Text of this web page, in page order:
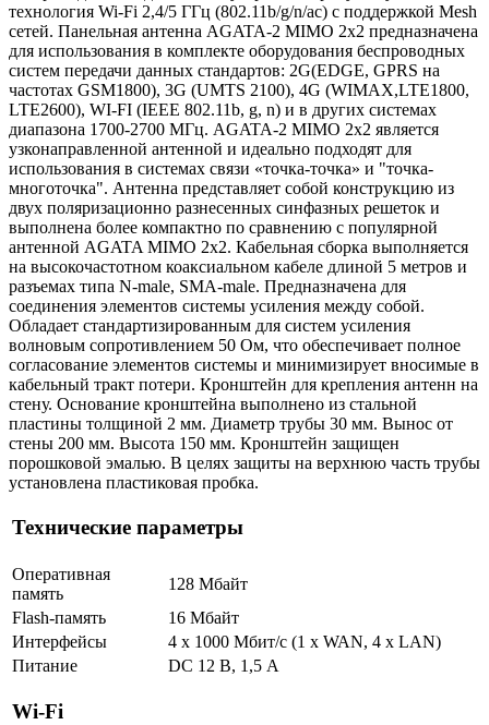
технология Wi-Fi 2,4/5 ГГц (802.11b/g/n/ac) c поддержкой Mesh
сетей. Панельная антенна AGATA-2 MIMO 2x2 предназначена
для использования в комплекте оборудования беспроводных
систем передачи данных стандартов: 2G(EDGE, GPRS на
частотах GSM1800), 3G (UMTS 2100), 4G (WIMAX,LTE1800,
LTE2600), WI-FI (IEEE 802.11b, g, n) и в других системах
диапазона 1700-2700 МГц. AGATA-2 MIMO 2x2 является
узконаправленной антенной и идеально подходят для
использования в системах связи «точка-точка» и "точка-
многоточка". Антенна представляет собой конструкцию из
двух поляризационно разнесенных синфазных решеток и
выполнена более компактно по сравнению с популярной
антенной AGATA MIMO 2x2. Кабельная сборка выполняется
на высокочастотном коаксиальном кабеле длиной 5 метров и
разъемах типа N-male, SMA-male. Предназначена для
соединения элементов системы усиления между собой.
Обладает стандартизированным для систем усиления
волновым сопротивлением 50 Ом, что обеспечивает полное
согласование элементов системы и минимизирует вносимые в
кабельный тракт потери. Кронштейн для крепления антенн на
стену. Основание кронштейна выполнено из стальной
пластины толщиной 2 мм. Диаметр трубы 30 мм. Вынос от
стены 200 мм. Высота 150 мм. Кронштейн защищен
порошковой эмалью. В целях защиты на верхнюю часть трубы
установлена пластиковая пробка.
Технические параметры
Оперативная
память
128 Мбайт
Flash-память
16 Мбайт
Интерфейсы
4 x 1000 Мбит/с (1 x WAN, 4 x LAN)
Питание
DC 12 В, 1,5 A
Wi-Fi